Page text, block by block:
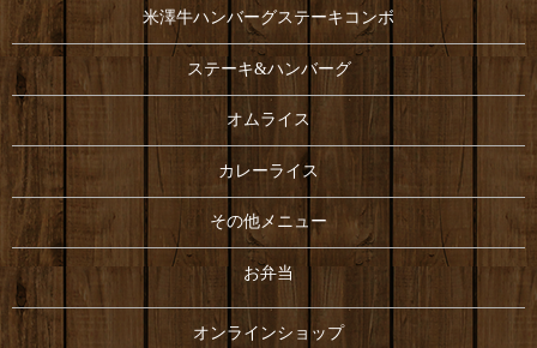
米澤牛ハンバーグステーキコンボ
ステーキ&ハンバーグ
オムライス
カレーライス
その他メニュー
お弁当
オンラインショップ